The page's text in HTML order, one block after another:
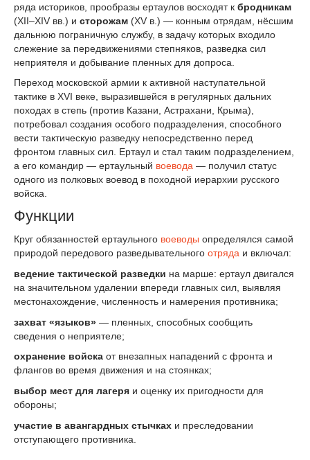
ряда историков, прообразы ертаулов восходят к бродникам
(XII–XIV вв.) и сторожам (XV в.) — конным отрядам, нёсшим
дальнюю пограничную службу, в задачу которых входило
слежение за передвижениями степняков, разведка сил
неприятеля и добывание пленных для допроса.
Переход московской армии к активной наступательной
тактике в XVI веке, выразившейся в регулярных дальних
походах в степь (против Казани, Астрахани, Крыма),
потребовал создания особого подразделения, способного
вести тактическую разведку непосредственно перед
фронтом главных сил. Ертаул и стал таким подразделением,
а его командир — ертаульный воевода — получил статус
одного из полковых воевод в походной иерархии русского
войска.
Функции
Круг обязанностей ертаульного воеводы определялся самой
природой передового разведывательного отряда и включал:
ведение тактической разведки на марше: ертаул двигался
на значительном удалении впереди главных сил, выявляя
местонахождение, численность и намерения противника;
захват «языков» — пленных, способных сообщить
сведения о неприятеле;
охранение войска от внезапных нападений с фронта и
флангов во время движения и на стоянках;
выбор мест для лагеря и оценку их пригодности для
обороны;
участие в авангардных стычках и преследовании
отступающего противника.